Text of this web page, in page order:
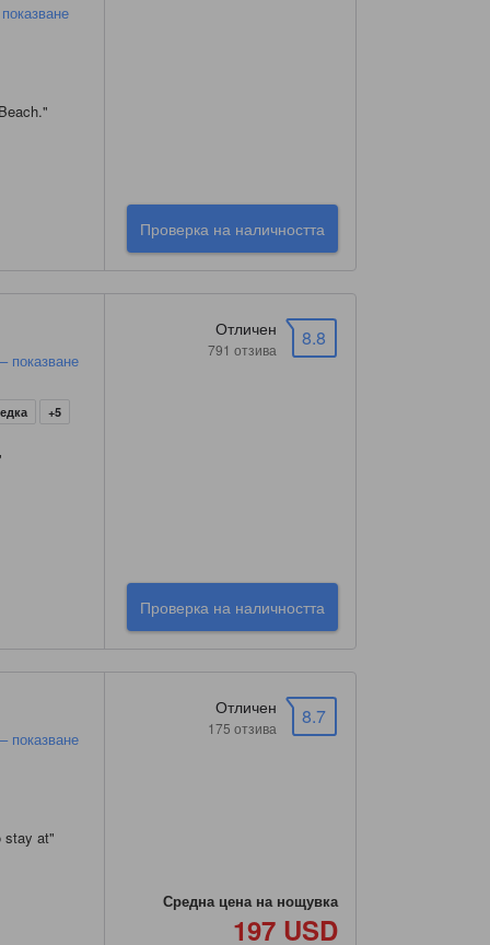
"
Проверка на наличността
показване
+5
8.8
Отличен
791 отзива
Проверка на наличността
показване
stay at"
8.7
Отличен
175 отзива
Средна цена на нощувка
197 USD